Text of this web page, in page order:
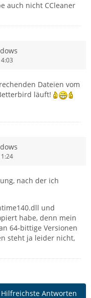
auch nicht CCleaner
Dateien vom
läuft!
nach der ich
und
habe, denn mein
64-bittige Versionen
steht ja leider nicht,
Hilfreichste Antworten